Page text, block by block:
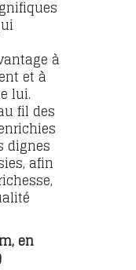
à
et à
lui.
fil des
dignes
afin
en